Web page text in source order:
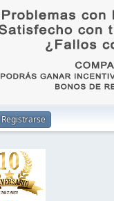
Registrarse